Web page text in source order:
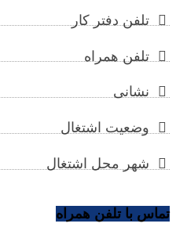
تلفن دفتر کار
تلفن همراه
نشانی
وضعیت اشتغال
شهر محل اشتغال
تماس با تلفن همراه